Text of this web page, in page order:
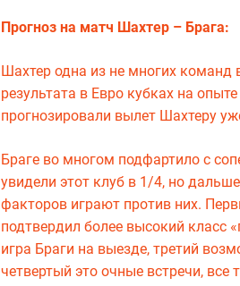
Прогноз на матч Шахтер – Брага:
Шахтер одна из не многих команд
результата в Евро кубках на
прогнозировали вылет Шахтеру
Браге во многом подфартило с
увидели этот клуб в 1/4, но
факторов играют против них.
подтвердил более высокий класс
игра Браги на выезде, третий
четвертый это очные встречи,